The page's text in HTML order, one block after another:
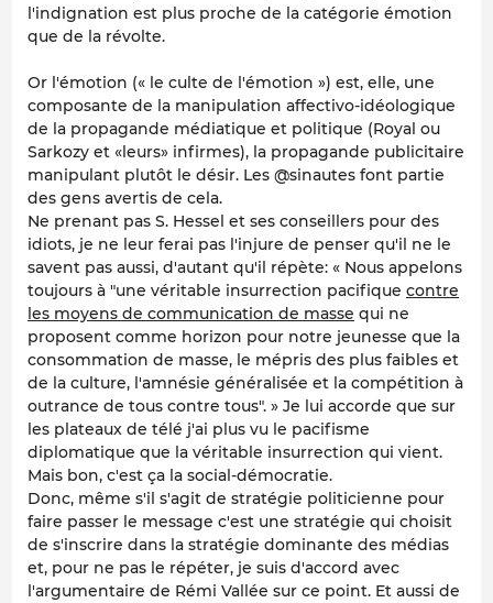
l'indignation est plus proche de la catégorie émotion
que de la révolte.
Or l'émotion (« le culte de l'émotion ») est, elle, une
composante de la manipulation affectivo-idéologique
de la propagande médiatique et politique (Royal ou
Sarkozy et «leurs» infirmes), la propagande publicitaire
manipulant plutôt le désir. Les @sinautes font partie
des gens avertis de cela.
Ne prenant pas S. Hessel et ses conseillers pour des
idiots, je ne leur ferai pas l'injure de penser qu'il ne le
savent pas aussi, d'autant qu'il répète: « Nous appelons
toujours à "une véritable insurrection pacifique contre
les moyens de communication de masse qui ne
proposent comme horizon pour notre jeunesse que la
consommation de masse, le mépris des plus faibles et
de la culture, l'amnésie généralisée et la compétition à
outrance de tous contre tous". » Je lui accorde que sur
les plateaux de télé j'ai plus vu le pacifisme
diplomatique que la véritable insurrection qui vient.
Mais bon, c'est ça la social-démocratie.
Donc, même s'il s'agit de stratégie politicienne pour
faire passer le message c'est une stratégie qui choisit
de s'inscrire dans la stratégie dominante des médias
et, pour ne pas le répéter, je suis d'accord avec
l'argumentaire de Rémi Vallée sur ce point. Et aussi de